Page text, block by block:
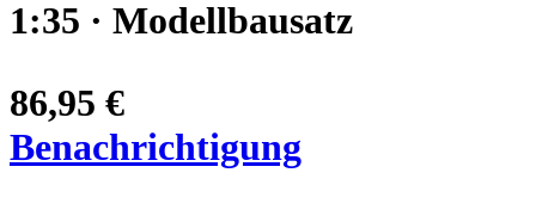
1:35 · Modellbausatz
86,95 €
Benachrichtigung